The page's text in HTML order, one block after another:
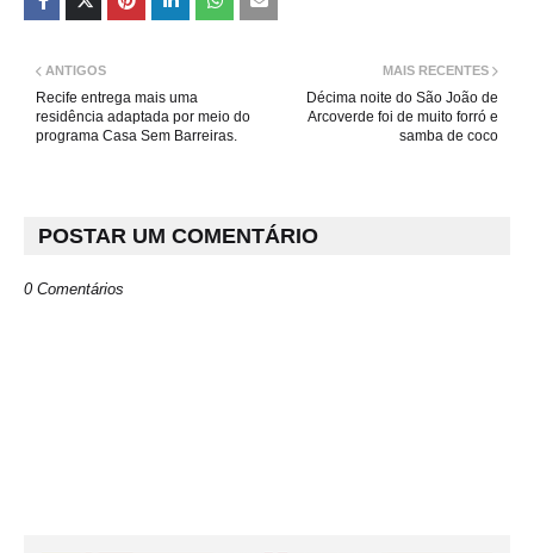
MAIS RECENTES
Décima noite do São João de
Arcoverde foi de muito forró e
samba de coco
ANTIGOS
Recife entrega mais uma
residência adaptada por meio do
programa Casa Sem Barreiras.
POSTAR UM COMENTÁRIO
0 Comentários